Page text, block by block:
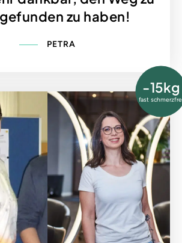
zu haben!
PETRA
-15kg
fast